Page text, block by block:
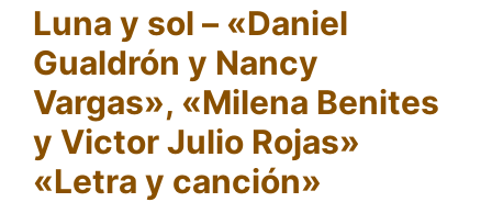
Luna y sol – «Daniel
Gualdrón y Nancy
Vargas», «Milena Benites
y Victor Julio Rojas»
«Letra y canción»